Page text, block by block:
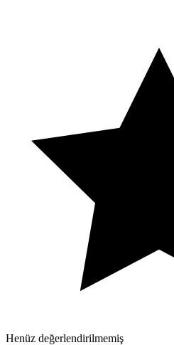
Henüz değerlendirilmemiş